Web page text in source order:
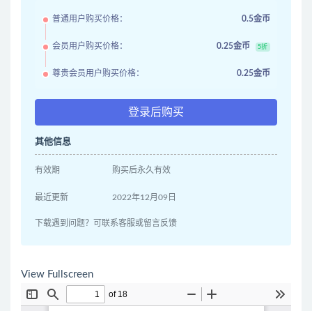
普通用户购买价格： 0.5金币
会员用户购买价格： 0.25金币 5折
尊贵会员用户购买价格： 0.25金币
登录后购买
其他信息
有效期 购买后永久有效
最近更新 2022年12月09日
下载遇到问题？可联系客服或留言反馈
View Fullscreen